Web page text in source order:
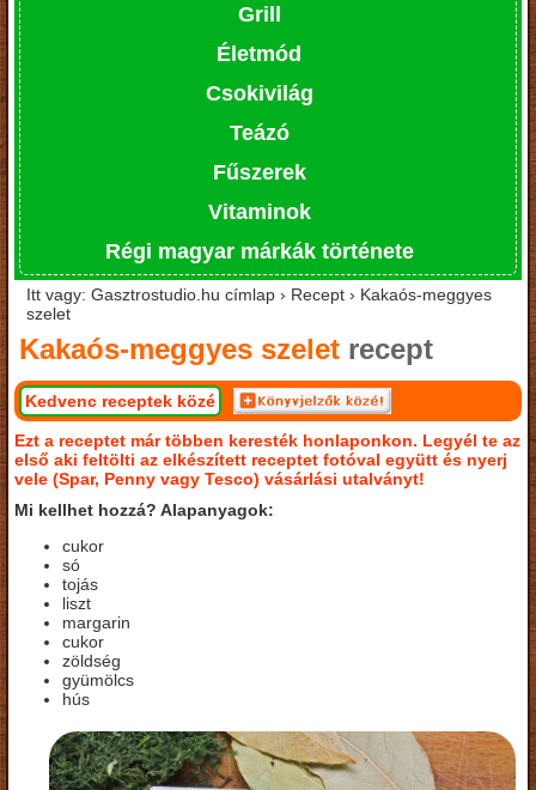
Grill
Életmód
Csokivilág
Teázó
Fűszerek
Vitaminok
Régi magyar márkák története
Itt vagy: Gasztrostudio.hu címlap › Recept › Kakaós-meggyes
szelet
Kakaós-meggyes szelet recept
Kedvenc receptek közé
Ezt a receptet már többen keresték honlaponkon. Legyél te az
első aki feltölti az elkészített receptet fotóval együtt és nyerj
vele (Spar, Penny vagy Tesco) vásárlási utalványt!
Mi kellhet hozzá? Alapanyagok:
cukor
só
tojás
liszt
margarin
cukor
zöldség
gyümölcs
hús